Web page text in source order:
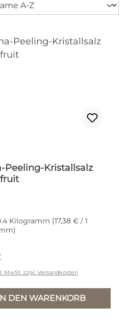
Peeling-Kristallsalz
Kilogramm (17,38 € / 1
Preis:
MwSt. zzgl. Versandkosten
IN DEN WARENKORB